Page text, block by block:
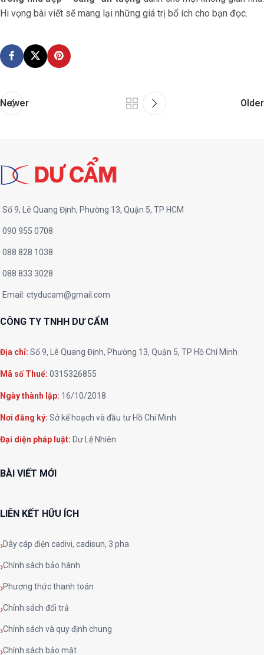
Hi vọng bài viết sẽ mang lại những giá trị bổ ích cho bạn đọc.
Newer Older
Số 9, Lê Quang Định, Phường 13, Quận 5, TP HCM
090 955 0708
088 828 1038
088 833 3028
Email: ctyducam@gmail.com
CÔNG TY TNHH DƯ CẨM
Địa chỉ: Số 9, Lê Quang Định, Phường 13, Quận 5, TP Hồ Chí Minh
Mã số Thuế: 0315326855
Ngày thành lập: 16/10/2018
Nơi đăng ký: Sở kế hoạch và đầu tư Hồ Chí Minh
Đại diện pháp luật: Dư Lệ Nhiên
BÀI VIẾT MỚI
LIÊN KẾT HỮU ÍCH
Dây cáp điện cadivi, cadisun, 3 pha
Chính sách bảo hành
Phương thức thanh toán
Chính sách đổi trả
Chính sách và quy định chung
Chính sách bảo mật